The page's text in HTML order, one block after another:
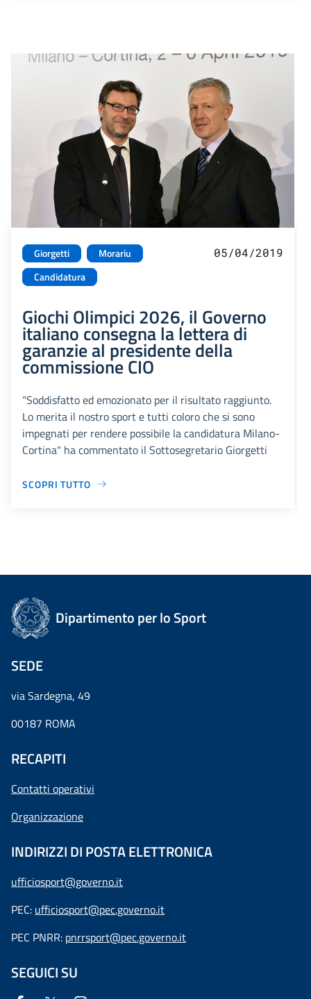
Giorgetti
Morariu
Candidatura
05/04/2019
Giochi Olimpici 2026, il Governo
italiano consegna la lettera di
garanzie al presidente della
commissione CIO
“Soddisfatto ed emozionato per il risultato raggiunto.
Lo merita il nostro sport e tutti coloro che si sono
impegnati per rendere possibile la candidatura Milano-
Cortina" ha commentato il Sottosegretario Giorgetti
SCOPRI TUTTO
Dipartimento per lo Sport
SEDE
via Sardegna, 49
00187 ROMA
RECAPITI
Contatti operativi
Organizzazione
INDIRIZZI DI POSTA ELETTRONICA
ufficiosport@governo.it
PEC: ufficiosport@pec.governo.it
PEC PNRR: pnrrsport@pec.governo.it
SEGUICI SU